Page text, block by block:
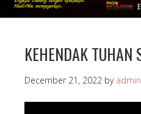
KEHENDAK TUHAN
December 21, 2022 by admin